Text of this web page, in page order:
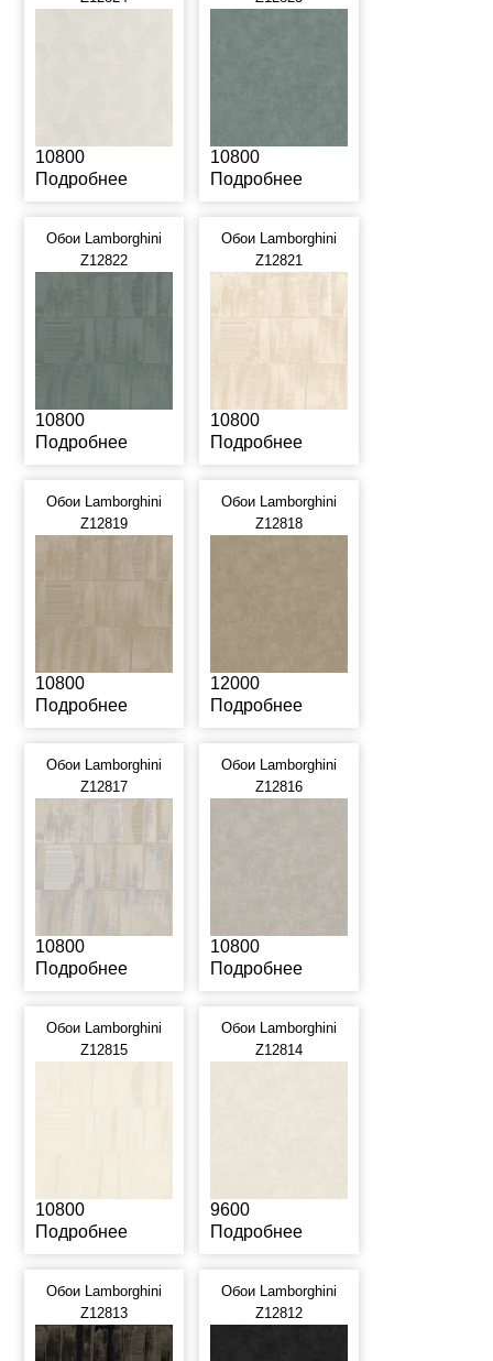
10800
Подробнее
10800
Подробнее
Обои Lamborghini
Z12822
10800
Подробнее
Обои Lamborghini
Z12821
10800
Подробнее
Обои Lamborghini
Z12819
10800
Подробнее
Обои Lamborghini
Z12818
12000
Подробнее
Обои Lamborghini
Z12817
10800
Подробнее
Обои Lamborghini
Z12816
10800
Подробнее
Обои Lamborghini
Z12815
10800
Подробнее
Обои Lamborghini
Z12814
9600
Подробнее
Обои Lamborghini
Z12813
Обои Lamborghini
Z12812